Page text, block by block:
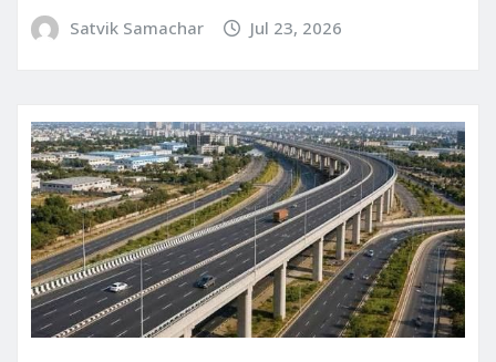
Satvik Samachar Jul 23, 2026